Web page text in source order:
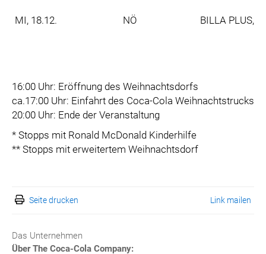
MI, 18.12. NÖ BILLA PLUS,
16:00 Uhr: Eröffnung des Weihnachtsdorfs
ca.17:00 Uhr: Einfahrt des Coca-Cola Weihnachtstrucks
20:00 Uhr: Ende der Veranstaltung
* Stopps mit Ronald McDonald Kinderhilfe
** Stopps mit erweitertem Weihnachtsdorf
Seite drucken Link mailen
Das Unternehmen
Über The Coca-Cola Company: